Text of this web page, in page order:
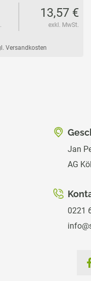
13,57 €
exkl. MwSt.
Versandkosten
Jan
AG
0221